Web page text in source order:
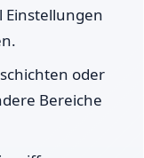
Einstellungen
oder
Bereiche